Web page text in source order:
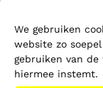
We gebruiken
website zo
gebruiken van
hiermee instemt.